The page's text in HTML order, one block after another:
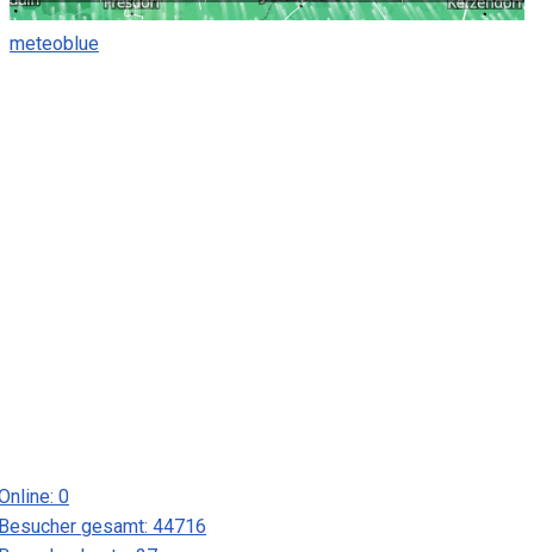
meteoblue
0
gesamt: 44716